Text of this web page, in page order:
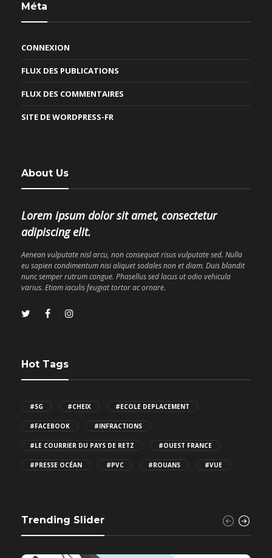
Méta
CONNEXION
FLUX DES PUBLICATIONS
FLUX DES COMMENTAIRES
SITE DE WORDPRESS-FR
About Us
Lorem ipsum dolor sit amet, consectetur
adipiscing elit.
Aenean vulputate nisl arcu, non consequat risus vulputate sed. Nulla
eu sapien condimentum nisi aliquet sodales non et diam. Duis blandit
nunc semper rutrum congue. Phasellus sed lacus ut odio vehicula
varius. Etiam iaculis feugiat tortor ac ornare.
Hot Tags
#5G #CHEIX #ECOLE DEPLACEMENT
#FACEBOOK #INFRACTIONS
#LE COURRIER DU PAYS DE RETZ #OUEST FRANCE
#PRESSE OCÉAN #PVC #ROUANS #VUE
Trending Slider